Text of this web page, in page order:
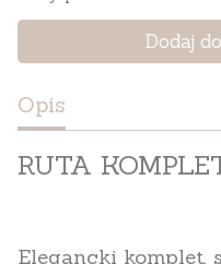
Dodaj
Opis
RUTA
Elegancki komplet,